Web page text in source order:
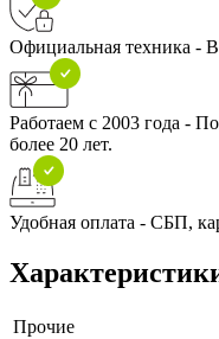
Официальная техника -
Работаем с 2003 года -
более 20 лет.
Удобная оплата - СБП,
Прочие